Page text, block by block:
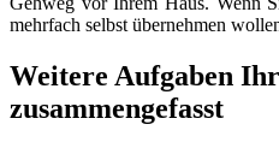
mehrfach selbst übernehmen
Weitere Aufgaben
zusammengefasst